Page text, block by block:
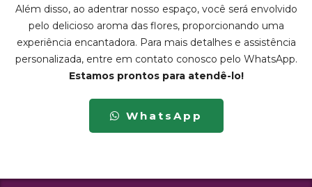
Além disso, ao adentrar nosso espaço, você será envolvido
pelo delicioso aroma das flores, proporcionando uma
experiência encantadora. Para mais detalhes e assistência
personalizada, entre em contato conosco pelo WhatsApp.
Estamos prontos para atendê-lo!
WhatsApp